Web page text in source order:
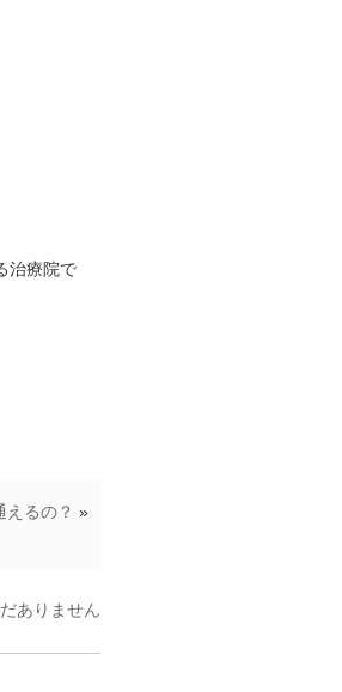
治療院で
えるの？ »
ありません